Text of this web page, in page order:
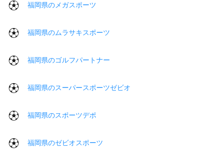
福岡県のメガスポーツ
福岡県のムラサキスポーツ
福岡県のゴルフパートナー
福岡県のスーパースポーツゼビオ
福岡県のスポーツデポ
福岡県のゼビオスポーツ